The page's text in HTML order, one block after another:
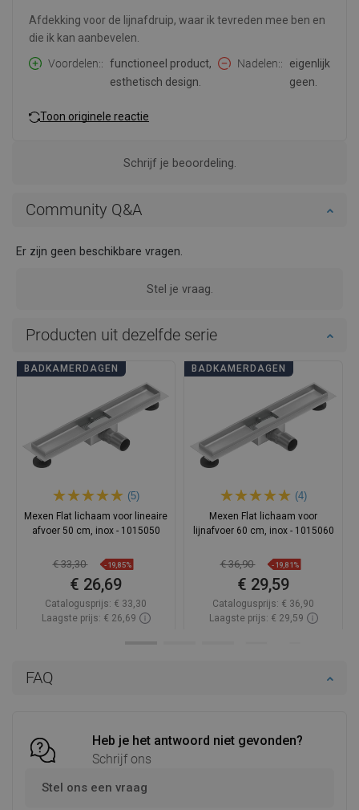
FAQ
Heb je het antwoord niet gevonden?
Schrijf ons
Stel ons een vraag
Afdekking voor de lijnafdruip, waar ik tevreden mee ben en
die ik kan aanbevelen.
Voordelen:
functioneel product,
esthetisch design.
Nadelen:
eigenlijk
geen.
Toon originele reactie
Schrijf je beoordeling.
Community Q&A
Er zijn geen beschikbare vragen.
Stel je vraag.
Producten uit dezelfde serie
BADKAMERDAGEN
(5)
Mexen Flat lichaam voor lineaire
afvoer 50 cm, inox - 1015050
€ 33,30 -19,85%
€ 26,69
Catalogusprijs: € 33,30
Laagste prijs: € 26,69
BADKAMERDAGEN
(4)
Mexen Flat lichaam voor
lijnafvoer 60 cm, inox - 1015060
€ 36,90 -19,81%
€ 29,59
Catalogusprijs: € 36,90
Laagste prijs: € 29,59